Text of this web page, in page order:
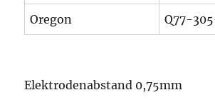
Oregon Q77-
Elektrodenabstand 0,75mm